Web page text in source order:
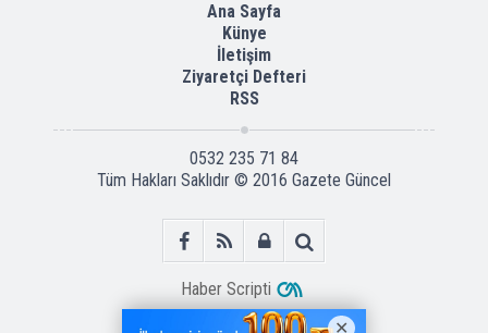
Ana Sayfa
Künye
İletişim
Ziyaretçi Defteri
RSS
0532 235 71 84
Tüm Hakları Saklıdır © 2016 Gazete Güncel
Haber Scripti